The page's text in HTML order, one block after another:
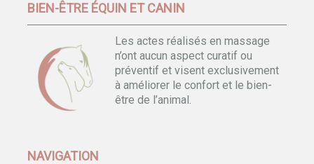
BIEN-ÊTRE ÉQUIN ET CANIN
Les actes réalisés en massage
n’ont aucun aspect curatif ou
préventif et visent exclusivement
à améliorer le confort et le bien-
être de l’animal.
NAVIGATION